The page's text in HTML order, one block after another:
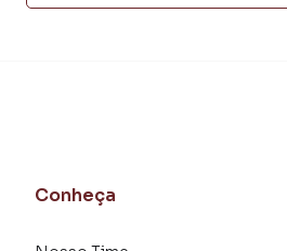
Conheça